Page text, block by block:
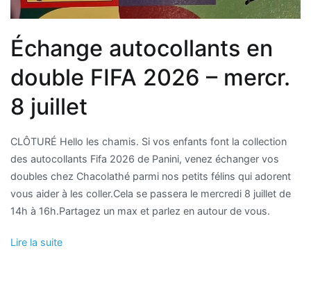
Échange autocollants en
double FIFA 2026 – mercr.
8 juillet
CLÔTURÉ Hello les chamis. Si vos enfants font la collection
des autocollants Fifa 2026 de Panini, venez échanger vos
doubles chez Chacolathé parmi nos petits félins qui adorent
vous aider à les coller.Cela se passera le mercredi 8 juillet de
14h à 16h.Partagez un max et parlez en autour de vous.
Lire la suite